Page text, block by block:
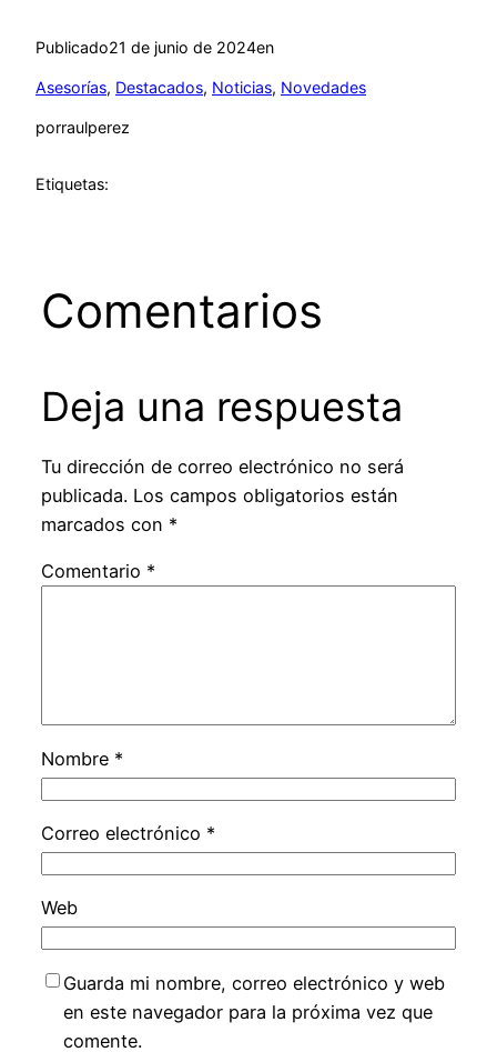
Publicado21 de junio de 2024en
Asesorías, Destacados, Noticias, Novedades
porraulperez
Etiquetas:
Comentarios
Deja una respuesta
Tu dirección de correo electrónico no será
publicada. Los campos obligatorios están
marcados con *
Comentario *
Nombre *
Correo electrónico *
Web
Guarda mi nombre, correo electrónico y web
en este navegador para la próxima vez que
comente.